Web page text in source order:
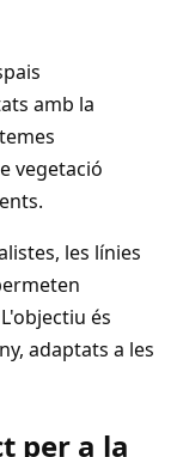
amb la
vegetació
les línies
és
adaptats a les
per a la